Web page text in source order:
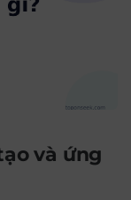
và ứng